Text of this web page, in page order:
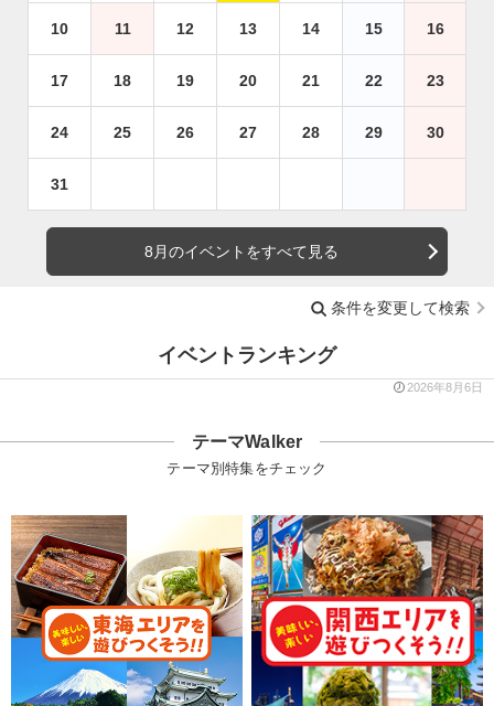
10 11 12 13 14 15 16
17 18 19 20 21 22 23
24 25 26 27 28 29 30
31
8月のイベントをすべて見る
条件を変更して検索
イベントランキング
2026年8月6日
テーマWalker
テーマ別特集をチェック